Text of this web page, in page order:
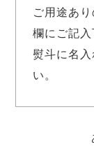
ご用途あ
欄にご記入
熨斗に名
い。